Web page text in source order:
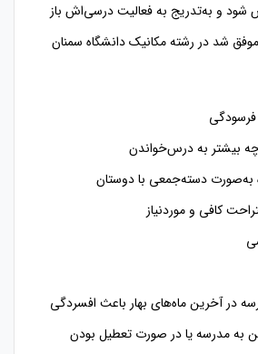
شود و به‌تدریج به فعالیت درسی‌اش باز
شد در رشته مکانیک دانشگاه سمنان
فرسودگی
بیشتر به درس‌خواندن
به‌صورت دسته‌جمعی با دوستان
کافی و موردنیاز
در آخرین ماه‌های بهار باعث افسردگی
به مدرسه یا در صورت تعطیل بودن